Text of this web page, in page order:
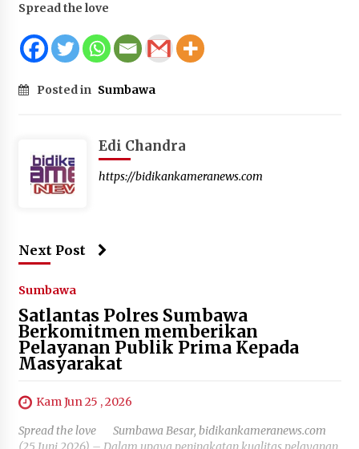
Spread the love
Posted in Sumbawa
Edi Chandra
https://bidikankameranews.com
Next Post
Sumbawa
Satlantas Polres Sumbawa
Berkomitmen memberikan
Pelayanan Publik Prima Kepada
Masyarakat
Kam Jun 25 , 2026
Spread the love Sumbawa Besar, bidikankameranews.com